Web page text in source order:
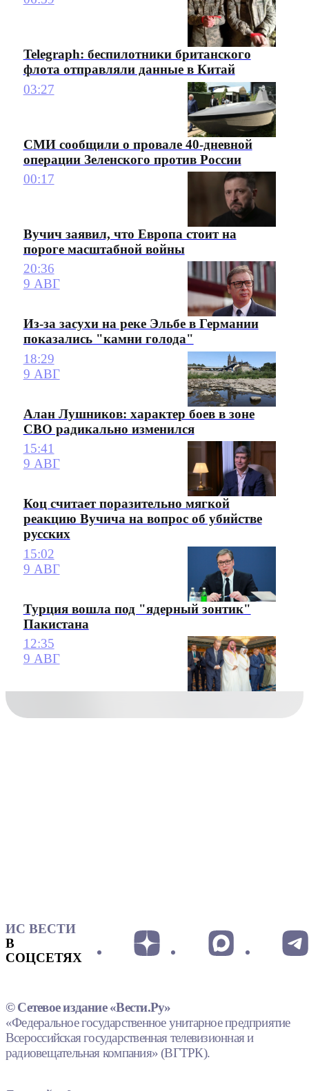
Telegraph: беспилотники британского
флота отправляли данные в Китай
03:27
СМИ сообщили о провале 40-дневной
операции Зеленского против России
00:17
Вучич заявил, что Европа стоит на
пороге масштабной войны
20:36
9 АВГ
Из-за засухи на реке Эльбе в Германии
показались "камни голода"
18:29
9 АВГ
Алан Лушников: характер боев в зоне
СВО радикально изменился
15:41
9 АВГ
Коц считает поразительно мягкой
реакцию Вучича на вопрос об убийстве
русских
15:02
9 АВГ
Турция вошла под "ядерный зонтик"
Пакистана
12:35
9 АВГ
ИС ВЕСТИ
В
СОЦСЕТЯХ
© Сетевое издание «Вести.Ру»
«Федеральное государственное унитарное предприятие
Всероссийская государственная телевизионная и
радиовещательная компания» (ВГТРК).